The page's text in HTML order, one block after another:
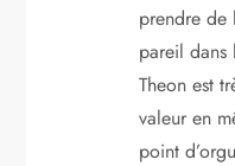
prendre de
pareil dans
Theon est
valeur en
point